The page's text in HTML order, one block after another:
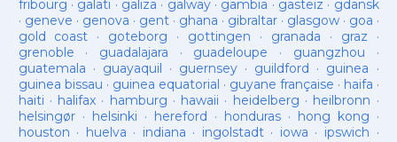
fribourg · galati · galiza · galway· gambia · gasteiz · gdansk
· geneve · genova · gent· ghana · gibraltar· glasgow· goa ·
gold coast · goteborg · gottingen · granada · graz ·
grenoble · guadalajara · guadeloupe · guangzhou ·
guatemala · guayaquil · guernsey· guildford · guinea ·
guinea bissau · guinea equatorial · guyane française · haifa ·
haiti · halifax · hamburg · hawaii · heidelberg · heilbronn ·
helsingør· helsinki · hereford · honduras· hong kong ·
houston · huelva · indiana · ingolstadt· iowa · ipswich ·